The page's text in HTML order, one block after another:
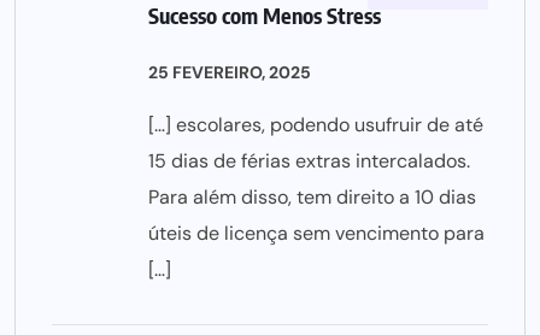
Sucesso com Menos Stress
25 FEVEREIRO, 2025
[…] escolares, podendo usufruir de até
15 dias de férias extras intercalados.
Para além disso, tem direito a 10 dias
úteis de licença sem vencimento para
[…]